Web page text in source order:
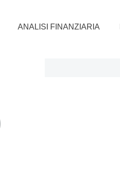
ANALISI FINANZIARIA